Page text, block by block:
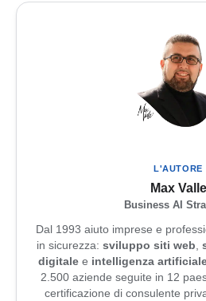
L'AUTORE
Max Valle
Business AI
Dal 1993 aiuto imprese e
in sicurezza: sviluppo siti web,
digitale e intelligenza
2.500 aziende seguite in 12
certificazione di consulente